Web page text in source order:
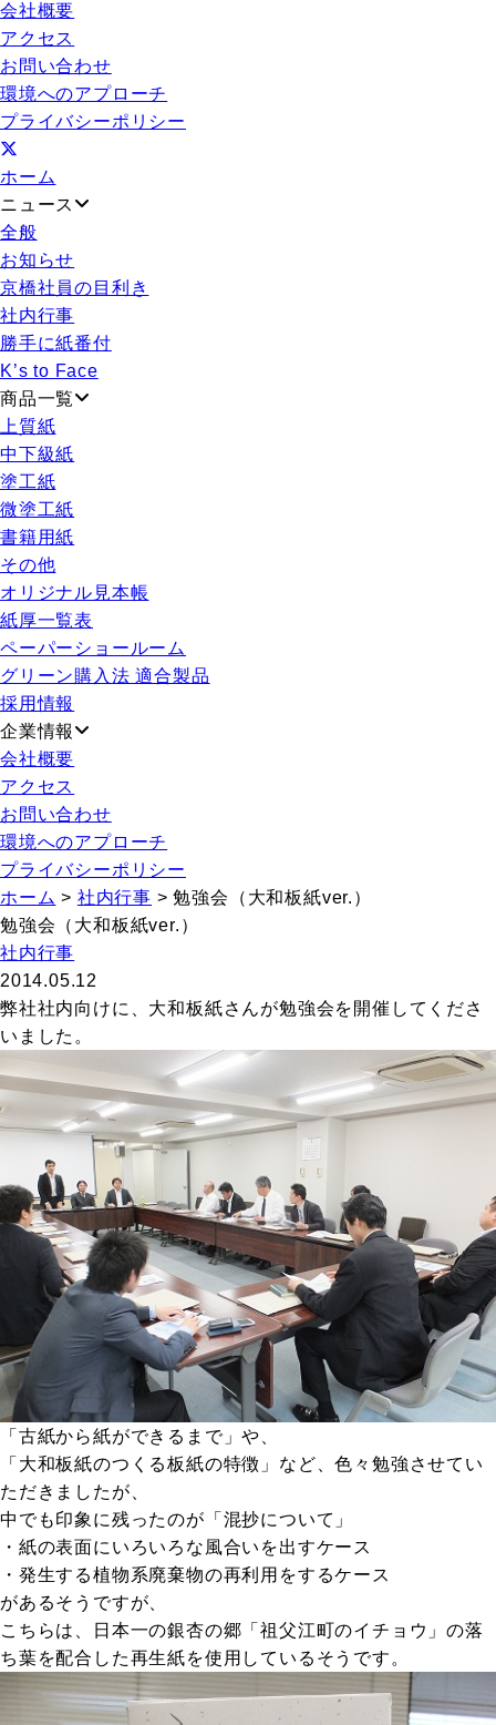
会社概要
アクセス
お問い合わせ
環境へのアプローチ
プライバシーポリシー
ホーム
ニュース
全般
お知らせ
京橋社員の目利き
社内行事
勝手に紙番付
K’s to Face
商品一覧
上質紙
中下級紙
塗工紙
微塗工紙
書籍用紙
その他
オリジナル見本帳
紙厚一覧表
ペーパーショールーム
グリーン購入法 適合製品
採用情報
企業情報
会社概要
アクセス
お問い合わせ
環境へのアプローチ
プライバシーポリシー
ホーム > 社内行事 >勉強会（大和板紙ver.）
勉強会（大和板紙ver.）
社内行事
2014.05.12
弊社社内向けに、大和板紙さんが勉強会を開催してくださ
いました。
「古紙から紙ができるまで」や、
「大和板紙のつくる板紙の特徴」など、色々勉強させてい
ただきましたが、
中でも印象に残ったのが「混抄について」
・紙の表面にいろいろな風合いを出すケース
・発生する植物系廃棄物の再利用をするケース
があるそうですが、
こちらは、日本一の銀杏の郷「祖父江町のイチョウ」の落
ち葉を配合した再生紙を使用しているそうです。